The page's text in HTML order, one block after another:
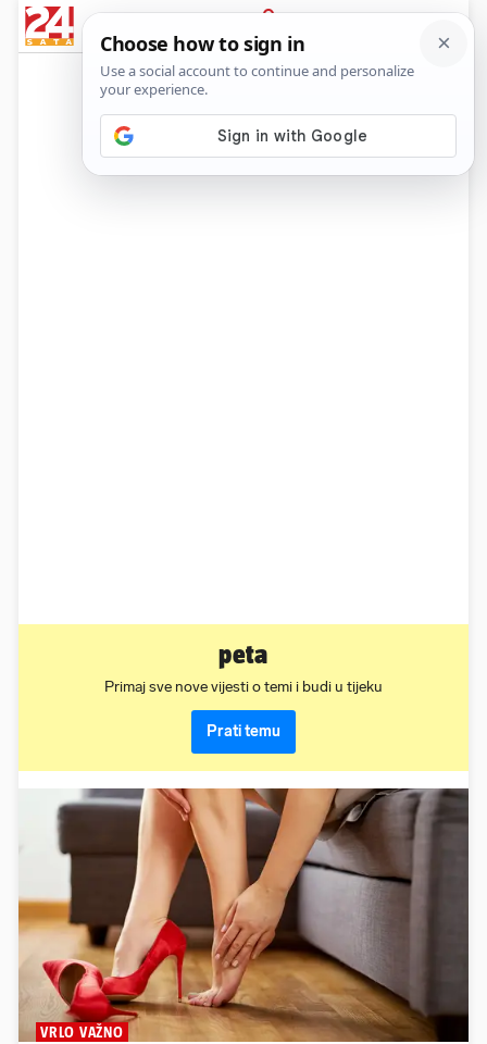
PRIJAVA
News
peta
Primaj sve nove vijesti o temi i budi u tijeku
Prati temu
VRLO VAŽNO